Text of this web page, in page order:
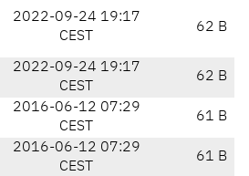
2022-09-24 19:17
CEST
62 B
2022-09-24 19:17
CEST
62 B
2016-06-12 07:29
CEST
61 B
2016-06-12 07:29
CEST
61 B